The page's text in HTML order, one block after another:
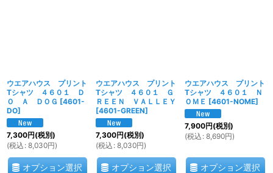
ウエアハウス プリント
Tシャツ ４６０１ Ｄ
Ｏ Ａ ＤＯＧ [4601-
DO]
7,300円(税別)
(税込 : 8,030円)
オプション選択
ウエアハウス プリント
Tシャツ ４６０１ Ｇ
ＲＥＥＮ ＶＡＬＬＥＹ
[4601-GREEN]
7,300円(税別)
(税込 : 8,030円)
オプション選択
ウエアハウス プリント
Tシャツ ４６０１ Ｎ
ＯＭＥ [4601-NOME]
7,900円(税別)
(税込 : 8,690円)
オプション選択